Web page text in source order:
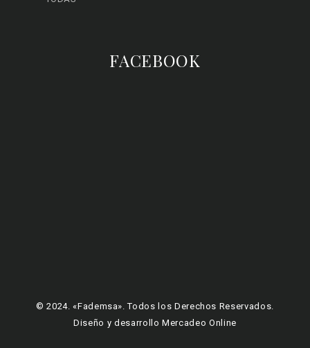
FACEBOOK
© 2024. «Fademsa». Todos los Derechos Reservados.
Diseño y desarrollo Mercadeo Online